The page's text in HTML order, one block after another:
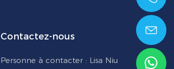
Contactez-nous
Personne à contacter : Lisa Niu